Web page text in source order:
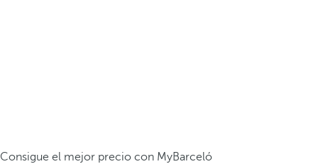
Consigue el mejor precio con MyBarceló